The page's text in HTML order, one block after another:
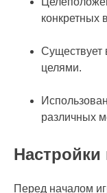
конкретных
Существует
целями.
различных
Настройки
Перед началом